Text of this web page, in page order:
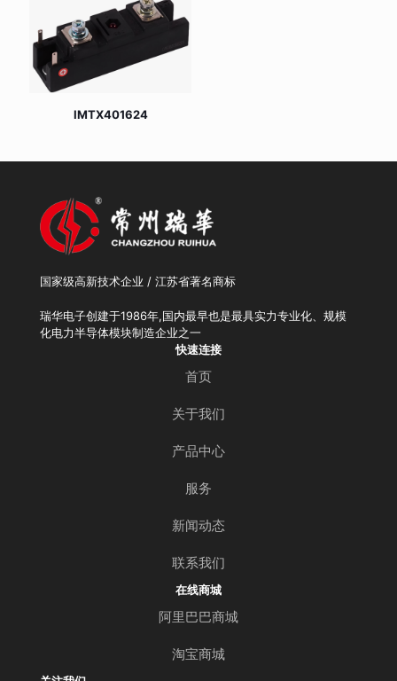
IMTX401624
国家级高新技术企业 / 江苏省著名商标
瑞华电子创建于1986年,国内最早也是最具实力专业化、规模
化电力半导体模块制造企业之一
快速连接
首页
关于我们
产品中心
服务
新闻动态
联系我们
在线商城
阿里巴巴商城
淘宝商城